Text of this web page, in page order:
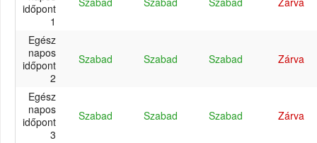
időpont
1
Egész
napos
időpont
2
Szabad Szabad Szabad Zárva
Egész
napos
időpont
3
Szabad Szabad Szabad Zárva